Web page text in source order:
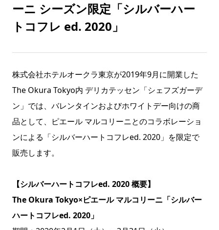
ーニ シーズン限定「シルバーハー
トコフレ ed. 2020」
株式会社ホテルオークラ東京が2019年9月に開業した
The Okura Tokyo内 デリカテッセン「シェフズガーデ
ン」では、バレンタインおよびホワイトデー向けの商
品として、ピエール マルコリーニとのコラボレーショ
ンによる「シルバーハートコフレed. 2020」を限定で
販売します。
【シルバーハートコフレed. 2020 概要】
The Okura Tokyo×ピエール マルコリーニ「シルバー
ハートコフレed. 2020」